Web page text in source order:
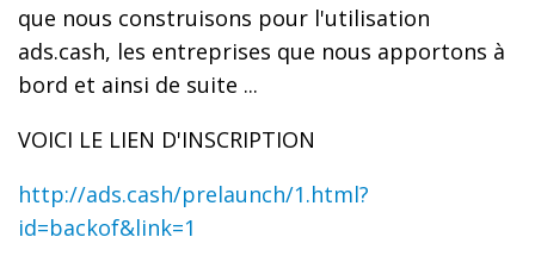
que nous construisons pour l'utilisation
ads.cash, les entreprises que nous apportons à
bord et ainsi de suite ...
VOICI LE LIEN D'INSCRIPTION
http://ads.cash/prelaunch/1.html?
id=backof&link=1